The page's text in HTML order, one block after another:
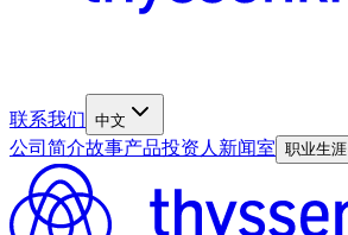
联系我们 中文
公司简介故事产品投资人 新闻室 职业生涯